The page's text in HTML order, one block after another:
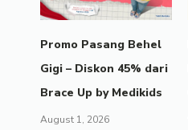
Promo Pasang Behel
Gigi – Diskon 45% dari
Brace Up by Medikids
August 1, 2026